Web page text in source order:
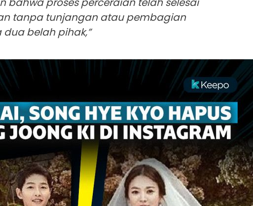
tanpa tunjangan atau pembagian
belah pihak,”